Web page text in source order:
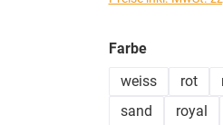
Farbeauswählen
weiss
rot
sand
royal